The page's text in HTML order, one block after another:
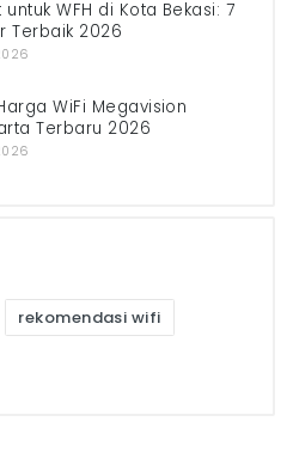
WFH di Kota Bekasi: 7
Terbaik 2026
WiFi Megavision
Terbaru 2026
rekomendasi wifi